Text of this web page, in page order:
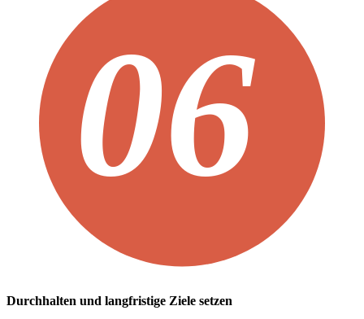
Durchhalten und langfristige Ziele setzen